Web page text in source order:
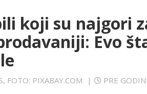
koji su najgori
Evo
FOTO: PIXABAY.COM | PRE